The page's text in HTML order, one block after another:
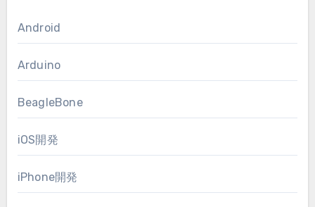
Android
Arduino
BeagleBone
iOS開発
iPhone開発